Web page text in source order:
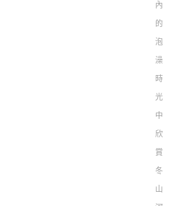
內
的
泡
澡
時
光
中
欣
賞
冬
山